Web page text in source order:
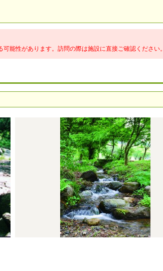
能性があります。訪問の際は施設に直接ご確認ください。